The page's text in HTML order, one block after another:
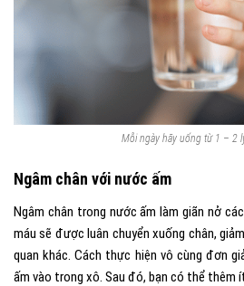
Mỗi ngày hãy uống từ 1 – 2
Ngâm chân với nước ấm
Ngâm chân trong nước ấm làm giãn nở
máu sẽ được luân chuyển xuống chân,
quan khác. Cách thực hiện vô cùng đơn
ấm vào trong xô. Sau đó, bạn có thể thêm